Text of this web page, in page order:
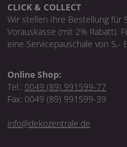
CLICK & COLLECT
Wir stellen Ihre Bestellung für
Vorauskasse (mit 2% Rabatt).
eine Servicepauschale von 5,-
Online Shop:
Tel.: 0049 (89) 991599-77
Fax: 0049 (89) 991599-39
info@dekozentrale.de